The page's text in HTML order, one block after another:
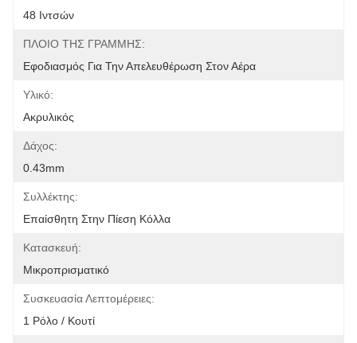
48 Ιντσών
ΠΛΟΙΟ ΤΗΣ ΓΡΑΜΜΗΣ:
Εφοδιασμός Για Την Απελευθέρωση Στον Αέρα
Υλικό:
Ακρυλικός
Δάχος:
0.43mm
Συλλέκτης:
Επαίσθητη Στην Πίεση Κόλλα
Κατασκευή:
Μικροπρισματικό
Συσκευασία Λεπτομέρειες:
1 Ρόλο / Κουτί